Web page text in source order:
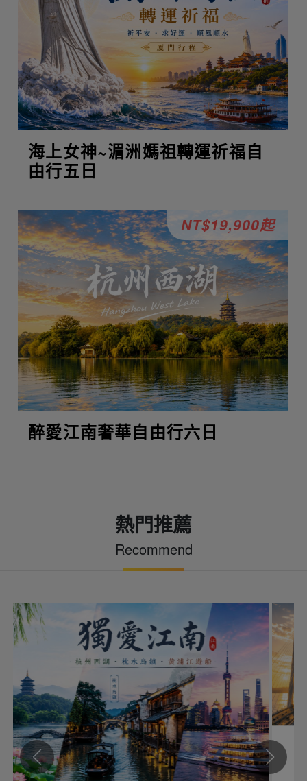
海上女神~湄洲媽祖轉運祈福自
由行五日
醉愛江南奢華自由行六日
NT$19,900起
熱門推薦
Recommend